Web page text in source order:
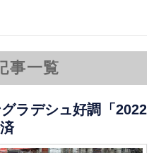
事一覧
ラデシュ好調「2022